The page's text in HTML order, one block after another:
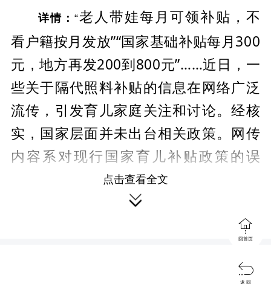
详情：“老人带娃每月可领补贴，不
看户籍按月发放”“国家基础补贴每月300
元，地方再发200到800元”……近日，一
些关于隔代照料补贴的信息在网络广泛
流传，引发育儿家庭关注和讨论。经核
实，国家层面并未出台相关政策。网传
内容系对现行国家育儿补贴政策的误
读、拼凑和夸大，属不实信息。
读”面貌出现，但通篇未提供任何文件文号、发布机
关或官方链接，属于典型的“无来源、无文号、无落
点击查看全文


回首页

返 回